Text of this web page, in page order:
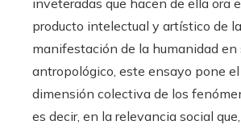
producto intelectual y artístico de
manifestación de la humanidad en
antropológico, este ensayo pone
dimensión colectiva de los
es decir, en la relevancia social